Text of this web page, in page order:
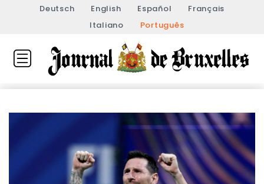
Deutsch English Español
Français
Italiano
Português